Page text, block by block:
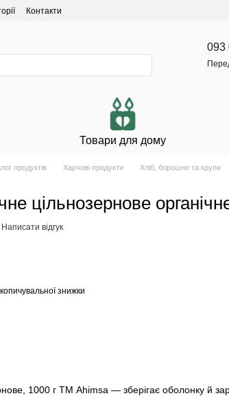
Контакти
093
Товари для дому
продуктів Харчові продукти Хліб, борошно та крупи
цільнозернове
Написати відгук
знижки
1000 г ТМ Ahimsa — зберігає оболонку й